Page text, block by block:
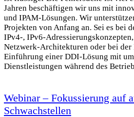
Jahren beschäftigen wir uns mit
und IPAM-Lösungen. Wir
Projekten von Anfang an. Sei es bei
IPv4-, IPv6-
Netzwerk-Architekturen oder bei
Einführung einer DDI-Lösung mit
Dienstleistungen während des
Webinar – Fokussierung auf
Schwachstellen